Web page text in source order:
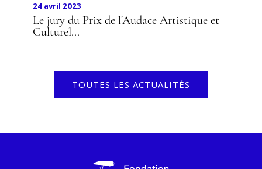
24 avril 2023
Le jury du Prix de l'Audace Artistique et
Culturel...
TOUTES LES ACTUALITÉS